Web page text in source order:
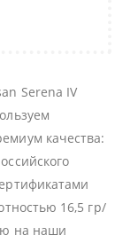
Serena IV
качества:
16,5 гр/
на наши